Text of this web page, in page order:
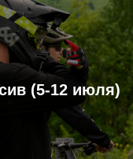
(5-12 июля)